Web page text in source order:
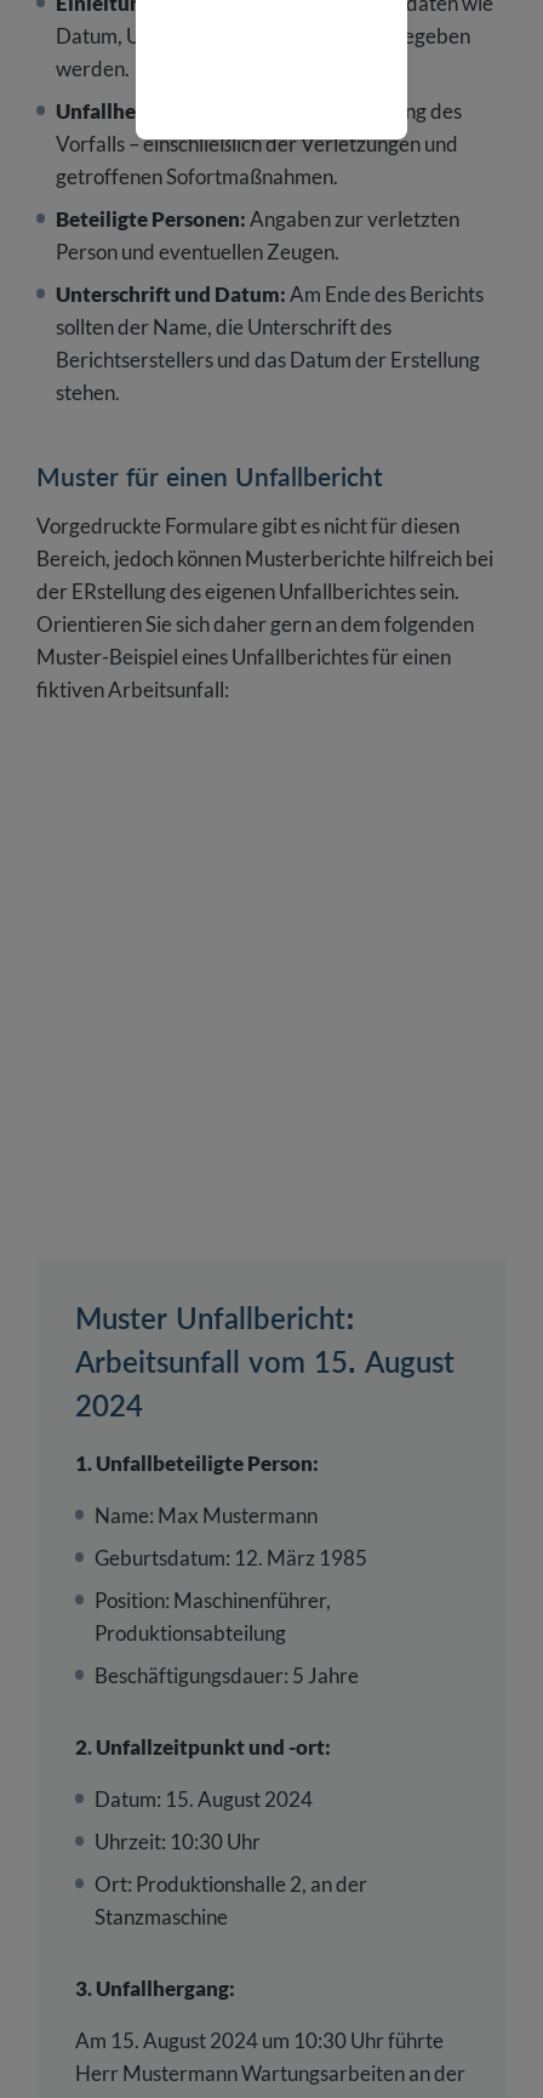
Datum, Uhrzeit und Ort des Unfalls angegeben
werden.
Unfallhergang:
Detaillierte Beschreibung des
Vorfalls – einschließlich der Verletzungen und
getroffenen Sofortmaßnahmen.
Beteiligte Personen:Angaben zur verletzten
Person und eventuellen Zeugen.
Unterschrift und Datum:Am Ende des Berichts
sollten der Name, die Unterschrift des
Berichtserstellers und das Datum der Erstellung
stehen.
Muster für einen Unfallbericht
Vorgedruckte Formulare gibt es nicht für diesen
Bereich, jedoch können Musterberichte hilfreich bei
der ERstellung des eigenen Unfallberichtes sein.
Orientieren Sie sich daher gern an dem folgenden
Muster-Beispiel eines Unfallberichtes für einen
fiktiven Arbeitsunfall:
Muster Unfallbericht:
Arbeitsunfall vom 15. August
2024
1. Unfallbeteiligte Person:
Name: Max Mustermann
Geburtsdatum: 12. März 1985
Position: Maschinenführer,
Produktionsabteilung
Beschäftigungsdauer: 5 Jahre
2. Unfallzeitpunkt und -ort:
Datum: 15. August 2024
Uhrzeit: 10:30 Uhr
Ort: Produktionshalle 2, an der
Stanzmaschine
3. Unfallhergang:
Am 15. August 2024 um 10:30 Uhr führte
Herr Mustermann Wartungsarbeiten an der